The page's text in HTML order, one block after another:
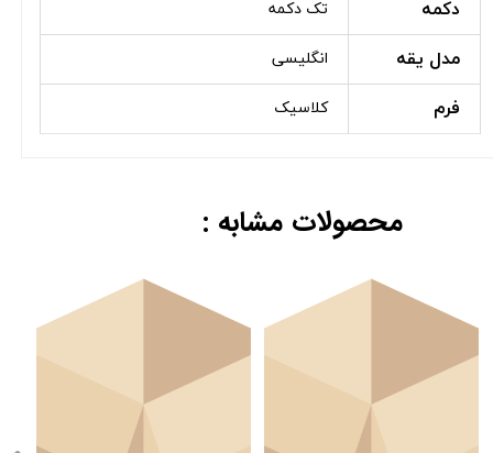
دکمه تک دکمه
مدل یقه انگلیسی
فرم کلاسیک
محصولات مشابه :